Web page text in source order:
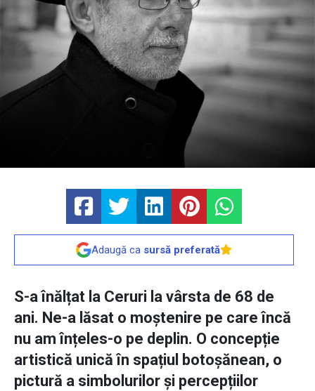
Adaugă ca sursă preferată
S-a înălțat la Ceruri la vârsta de 68 de
ani. Ne-a lăsat o moștenire pe care încă
nu am înțeles-o pe deplin. O concepție
artistică unică în spațiul botoșănean, o
pictură a simbolurilor și percepțiilor